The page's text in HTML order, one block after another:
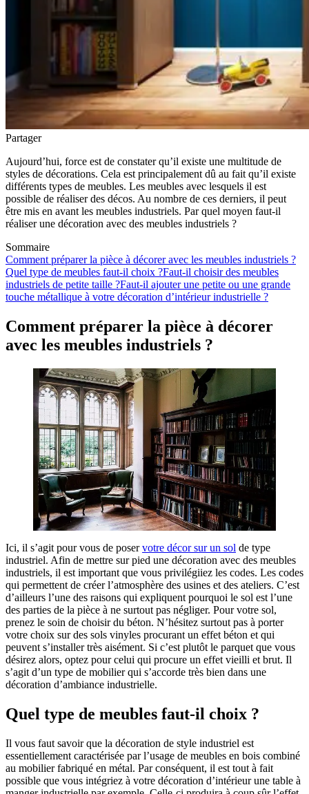
Partager
Aujourd’hui, force est de constater qu’il existe une multitude de
styles de décorations. Cela est principalement dû au fait qu’il existe
différents types de meubles. Les meubles avec lesquels il est
possible de réaliser des décos. Au nombre de ces derniers, il peut
être mis en avant les meubles industriels. Par quel moyen faut-il
réaliser une décoration avec des meubles industriels ?
Sommaire
Comment préparer la pièce à décorer avec les meubles industriels ?
Quel type de meubles faut-il choix ?Faut-il choisir des meubles
industriels de petite taille ?Faut-il ajouter une petite ou une grande
touche métallique à votre décoration d’intérieur industrielle ?
Comment préparer la pièce à décorer
avec les meubles industriels ?
Ici, il s’agit pour vous de poservotre décor sur un sol de type
industriel. Afin de mettre sur pied une décoration avec des meubles
industriels, il est important que vous privilégiiez les codes. Les codes
qui permettent de créer l’atmosphère des usines et des ateliers. C’est
d’ailleurs l’une des raisons qui expliquent pourquoi le sol est l’une
des parties de la pièce à ne surtout pas négliger. Pour votre sol,
prenez le soin de choisir du béton. N’hésitez surtout pas à porter
votre choix sur des sols vinyles procurant un effet béton et qui
peuvent s’installer très aisément. Si c’est plutôt le parquet que vous
désirez alors, optez pour celui qui procure un effet vieilli et brut. Il
s’agit d’un type de mobilier qui s’accorde très bien dans une
décoration d’ambiance industrielle.
Quel type de meubles faut-il choix ?
Il vous faut savoir que la décoration de style industriel est
essentiellement caractérisée par l’usage de meubles en bois combiné
au mobilier fabriqué en métal. Par conséquent, il est tout à fait
possible que vous intégriez à votre décoration d’intérieur une table à